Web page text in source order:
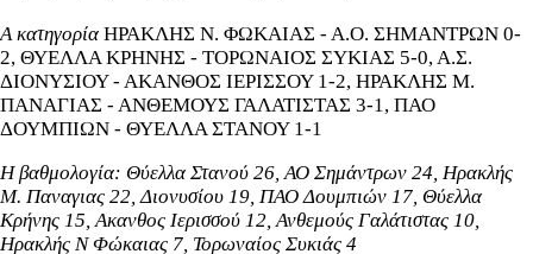
Α κατηγορία ΗΡΑΚΛΗΣ Ν. ΦΩΚΑΙΑΣ - Α.Ο. ΣΗΜΑΝΤΡΩΝ 0-
2, ΘΥΕΛΛΑ ΚΡΗΝΗΣ - ΤΟΡΩΝΑΙΟΣ ΣΥΚΙΑΣ 5-0, Α.Σ.
ΔΙΟΝΥΣΙΟΥ - ΑΚΑΝΘΟΣ ΙΕΡΙΣΣΟΥ 1-2, ΗΡΑΚΛΗΣ Μ.
ΠΑΝΑΓΙΑΣ - ΑΝΘΕΜΟΥΣ ΓΑΛΑΤΙΣΤΑΣ 3-1, ΠΑΟ
ΔΟΥΜΠΙΩΝ - ΘΥΕΛΛΑ ΣΤΑΝΟΥ 1-1
Η βαθμολογία: Θύελλα Στανού 26, ΑΟ Σημάντρων 24, Ηρακλής
Μ. Παναγιας 22, Διονυσίου 19, ΠΑΟ Δουμπιών 17, Θύελλα
Κρήνης 15,Ακανθος Ιερισσού 12,Ανθεμούς Γαλάτιστας 10,
Ηρακλής Ν Φώκαιας 7, Τορωναίος Συκιάς 4